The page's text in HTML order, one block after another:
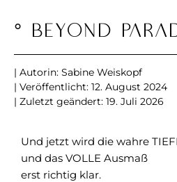
° beyond
| Autorin: Sabine Weiskopf
| Veröffentlicht: 12. August 2024
| Zuletzt geändert: 19. Juli 2026
Und jetzt wird die wahre
und das VOLLE Ausmaß
erst richtig klar.